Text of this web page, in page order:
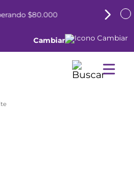
$80.000
Cambiar